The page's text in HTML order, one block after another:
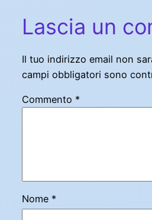
Lascia un
Il tuo indirizzo email non
campi obbligatori sono
Commento *
Nome *